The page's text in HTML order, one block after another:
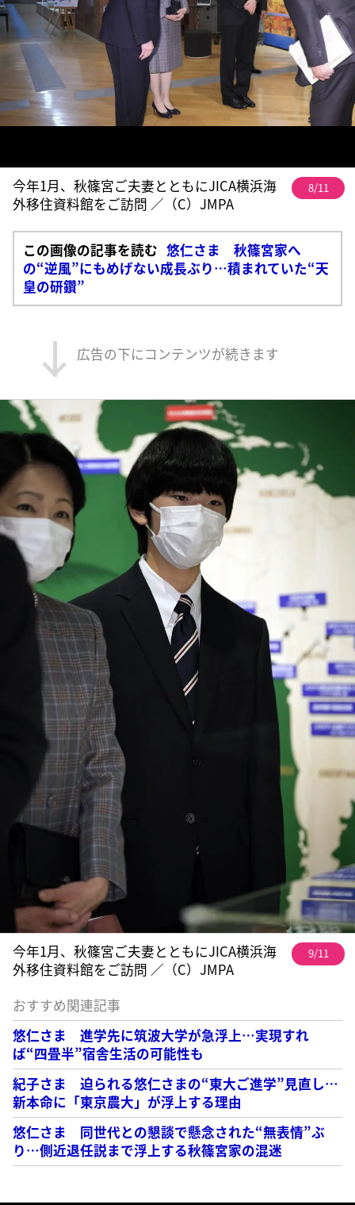
今年1月、秋篠宮ご夫妻とともにJICA横浜海
外移住資料館をご訪問 ／（C）JMPA
8/11
この画像の記事を読む 悠仁さま 秋篠宮家へ
の“逆風”にもめげない成長ぶり…積まれていた“天
皇の研鑽”
広告の下にコンテンツが続きます
今年1月、秋篠宮ご夫妻とともにJICA横浜海
外移住資料館をご訪問 ／（C）JMPA
9/11
おすすめ関連記事
悠仁さま 進学先に筑波大学が急浮上…実現すれ
ば“四畳半”宿舎生活の可能性も
紀子さま 迫られる悠仁さまの“東大ご進学”見直し…
新本命に「東京農大」が浮上する理由
悠仁さま 同世代との懇談で懸念された“無表情”ぶ
り…側近退任説まで浮上する秋篠宮家の混迷